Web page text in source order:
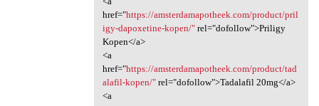
href="https://amsterdamapotheek.com/product/pril
igy-dapoxetine-kopen/"rel="dofollow">Priligy
Kopen</a>
<a
href="https://amsterdamapotheek.com/product/tad
alafil-kopen/"rel="dofollow">Tadalafil 20mg</a>
<a